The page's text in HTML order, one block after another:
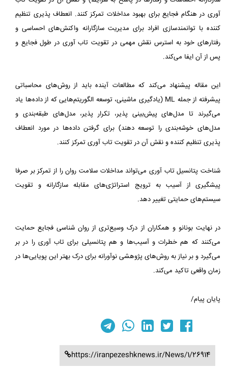
آوری در هنگام فجایع برای بهبود مداخلات تمرکز کنند. انعطاف‌ پذیری تنظیم‌
کننده با توانمندسازی افراد برای مدیریت سازگارانه واکنش‌های احساسی و
رفتارهای خود به استرس نقش مهمی در تقویت تاب‌ آوری در طول فجایع و
پس از آن ایفا می‌کند.
این مقاله پیشنهاد می‌کند که مطالعات آینده باید از روش‌های محاسباتی
پیشرفته از جمله ML (یادگیری ماشینی، توسعه الگوریتم‌هایی که از داده‌ها یاد
می‌گیرند تا مدل‌های پیش‌بینی‌ پذیر، تکرار پذیر، مدل‌های طبقه‌بندی و
مدل‌های خوشه‌بندی را توسعه دهند) برای گرفتن داده‌ها در مورد انعطاف‌
پذیری تنظیم‌ کننده و نقش آن در تقویت تاب‌ آوری تمرکز کنند.
شناخت پتانسیل تاب‌ آوری می‌تواند مداخلات سلامت‌ روان را از تمرکز بر صرفا
پیشگیری از آسیب به ترویج استراتژی‌های مقابله سازگارانه و تقویت
سیستم‌های حمایتی تغییر دهد.
در نهایت بونانو و همکاران از درک وسیع‌تری از روان شناسی فجایع حمایت
می‌کنند که هم خطرات و آسیب‌ها و هم پتانسیلی برای تاب‌ آوری را در بر
می‌گیرد و بر نیاز به روش‌های پژوهشی نوآورانه برای درک بهتر این پویایی‌ها در
زمان واقعی تاکید می‌کند.
پایان پیام/
https://iranpezeshknews.ir/News/1/26914